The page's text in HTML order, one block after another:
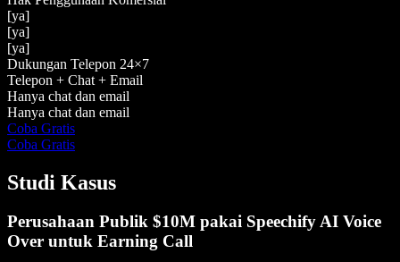
[ya]
[ya]
[ya]
Dukungan Telepon 24×7
Telepon + Chat + Email
Hanya chat dan email
Hanya chat dan email
Coba Gratis
Coba Gratis
Studi Kasus
Perusahaan Publik $10M pakai Speechify AI Voice
Over untuk Earning Call